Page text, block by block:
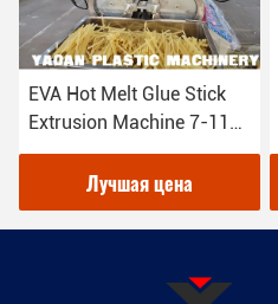
EVA Hot Melt Glue Stick
Extrusion Machine 7-11
мм в диаметре для
упаковки и сборки
продуктов
Лучшая цена